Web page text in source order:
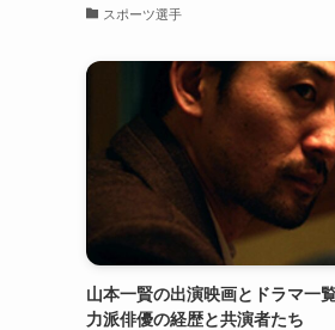
スポーツ選手
山本一賢の出演映画とドラマ一
力派俳優の経歴と共演者たち